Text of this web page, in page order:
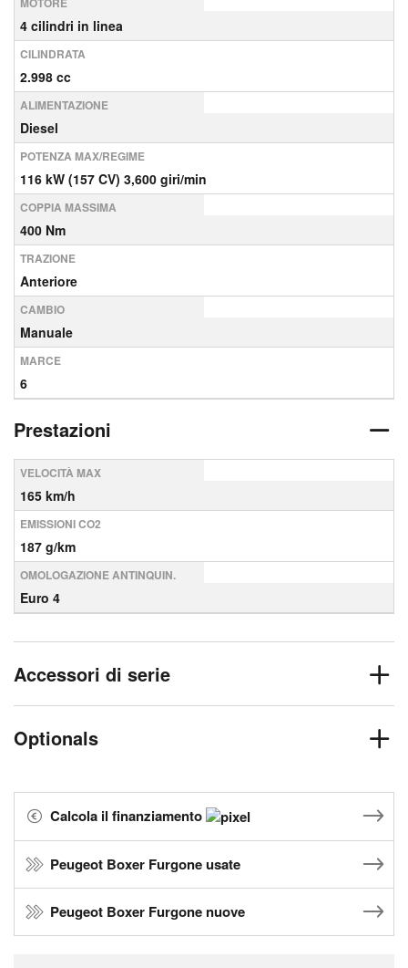
4 cilindri in linea
CILINDRATA
2.998 cc
ALIMENTAZIONE
Diesel
POTENZA MAX/REGIME
116 kW (157 CV) 3,600 giri/min
COPPIA MASSIMA
400 Nm
TRAZIONE
Anteriore
CAMBIO
Manuale
MARCE
6
Prestazioni
VELOCITÀ MAX
165 km/h
EMISSIONI CO2
187 g/km
OMOLOGAZIONE ANTINQUIN.
Euro 4
Accessori di serie
Optionals
Calcola il finanziamento
Peugeot Boxer Furgone usate
Peugeot Boxer Furgone nuove